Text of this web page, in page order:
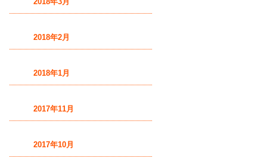
2018年2月
2018年1月
2017年11月
2017年10月